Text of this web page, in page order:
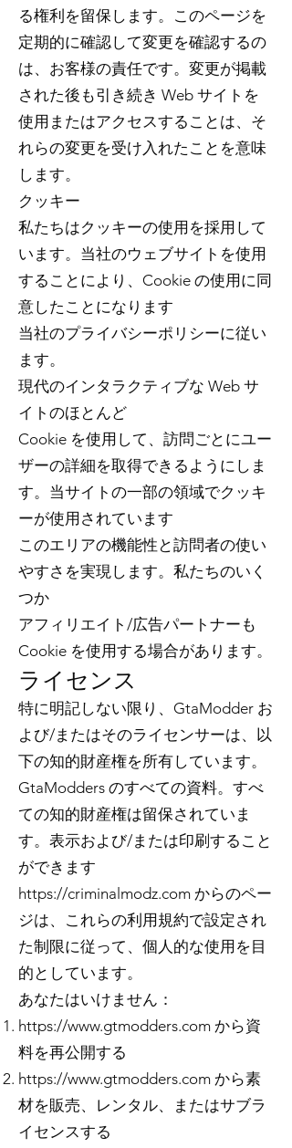
る権利を留保します。このページを
定期的に確認して変更を確認するの
は、お客様の責任です。変更が掲載
された後も引き続き Web サイトを
使用またはアクセスすることは、そ
れらの変更を受け入れたことを意味
します。
クッキー
私たちはクッキーの使用を採用して
います。当社のウェブサイトを使用
することにより、Cookie の使用に同
意したことになります
当社のプライバシーポリシーに従い
ます。
現代のインタラクティブな Web サ
イトのほとんど
Cookie を使用して、訪問ごとにユー
ザーの詳細を取得できるようにしま
す。当サイトの一部の領域でクッキ
ーが使用されています
このエリアの機能性と訪問者の使い
やすさを実現します。私たちのいく
つか
アフィリエイト/広告パートナーも
Cookie を使用する場合があります。
ライセンス
特に明記しない限り、GtaModder お
よび/またはそのライセンサーは、以
下の知的財産権を所有しています。
GtaModders のすべての資料。すべ
ての知的財産権は留保されていま
す。表示および/または印刷すること
ができます
https://criminalmodz.com からのペー
ジは、これらの利用規約で設定され
た制限に従って、個人的な使用を目
的としています。
あなたはいけません：
https://www.gtmodders.com から資
料を再公開する
https://www.gtmodders.com から素
材を販売、レンタル、またはサブラ
イセンスする